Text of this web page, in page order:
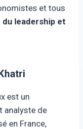
et tous
du leadership et
est un
analyste de
en France,